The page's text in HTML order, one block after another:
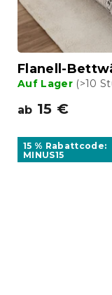
Flanell-
Auf Lager (>10
ab 15 €
15 % Rabattcode:
MINUS15